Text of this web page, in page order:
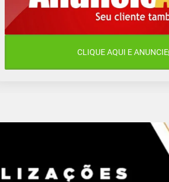
11 de agosto
CLIQUE AQUI E ANUNCIE